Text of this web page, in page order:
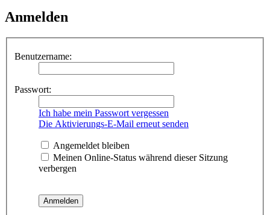
Anmelden
Benutzername:
Passwort:
Ich habe mein Passwort vergessen
Die Aktivierungs-E-Mail erneut senden
Angemeldet bleiben
Meinen Online-Status während dieser Sitzung
verbergen